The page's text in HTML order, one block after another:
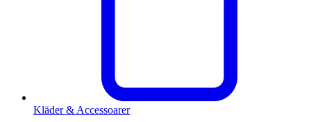
Kläder & Accessoarer